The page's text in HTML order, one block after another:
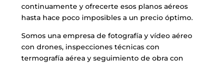
continuamente y ofrecerte esos planos aéreos
hasta hace poco imposibles a un precio óptimo.
Somos una empresa de fotografía y vídeo aéreo
con drones, inspecciones técnicas con
termografía aérea y seguimiento de obra con